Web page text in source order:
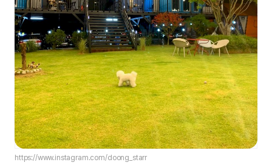
https://www.instagram.com/doong_starr